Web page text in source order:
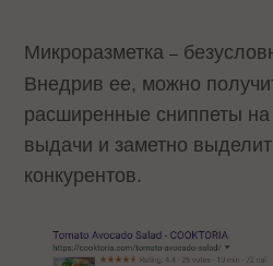
Микроразметка–
Внедрив ее, можно
расширенные сниппеты на
выдачи и заметно
конкурентов.